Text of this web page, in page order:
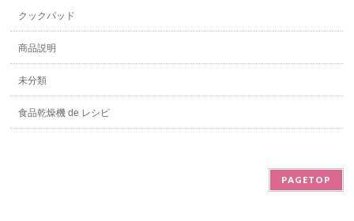
クックパッド
商品説明
未分類
食品乾燥機 de レシピ
PAGETOP